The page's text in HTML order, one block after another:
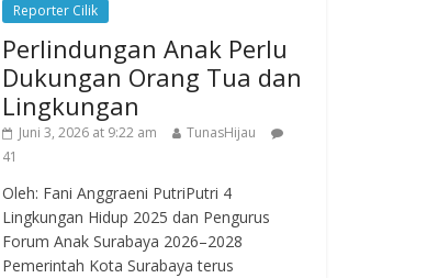
Reporter Cilik
Perlindungan Anak Perlu
Dukungan Orang Tua dan
Lingkungan
Juni 3, 2026 at 9:22 am
TunasHijau
41
Oleh: Fani Anggraeni PutriPutri 4
Lingkungan Hidup 2025 dan Pengurus
Forum Anak Surabaya 2026–2028
Pemerintah Kota Surabaya terus